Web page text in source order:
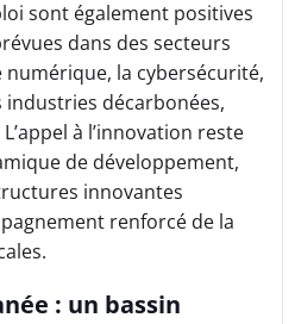
sont également positives
dans des secteurs
la cybersécurité,
industries décarbonées,
à l’innovation reste
de développement,
innovantes
renforcé de la
: un bassin